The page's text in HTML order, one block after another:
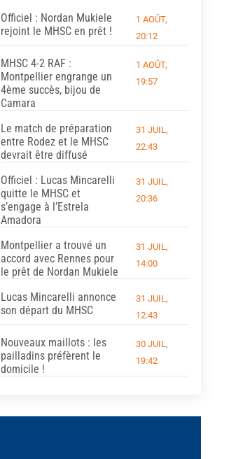
Officiel : Nordan Mukiele
rejoint le MHSC en prêt !
1 AOÛT,
20:12
MHSC 4-2 RAF :
Montpellier engrange un
4ème succès, bijou de
Camara
1 AOÛT,
19:57
Le match de préparation
entre Rodez et le MHSC
devrait être diffusé
31 JUIL,
22:43
Officiel : Lucas Mincarelli
quitte le MHSC et
s’engage à l’Estrela
Amadora
31 JUIL,
20:36
Montpellier a trouvé un
accord avec Rennes pour
le prêt de Nordan Mukiele
31 JUIL,
14:00
Lucas Mincarelli annonce
son départ du MHSC
31 JUIL,
12:43
Nouveaux maillots : les
pailladins préfèrent le
domicile !
30 JUIL,
19:42